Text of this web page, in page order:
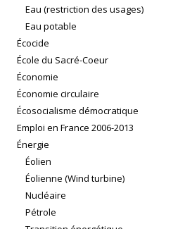
Eau (restriction des usages)
Eau potable
Écocide
École du Sacré-Coeur
Économie
Économie circulaire
Écosocialisme démocratique
Emploi en France 2006-2013
Énergie
Éolien
Éolienne (Wind turbine)
Nucléaire
Pétrole